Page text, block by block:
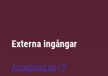
Externa ingångar
Antagning.se